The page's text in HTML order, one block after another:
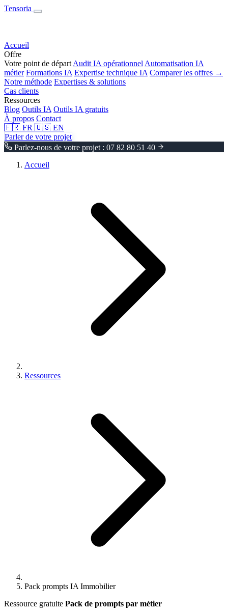
Tensoria
Accueil
Offre
Votre point de départ Audit IA opérationnel Automatisation IA
métier Formations IA Expertise technique IA Comparer les offres →
Notre méthode Expertises & solutions
Cas clients
Ressources
Blog Outils IA Outils IA gratuits
À propos Contact
🇫🇷 FR 🇺🇸 EN
Parler de votre projet
Parlez-nous de votre projet : 07 82 80 51 40
Accueil
Ressources
Pack prompts IA Immobilier
Ressource gratuite Pack de prompts par métier